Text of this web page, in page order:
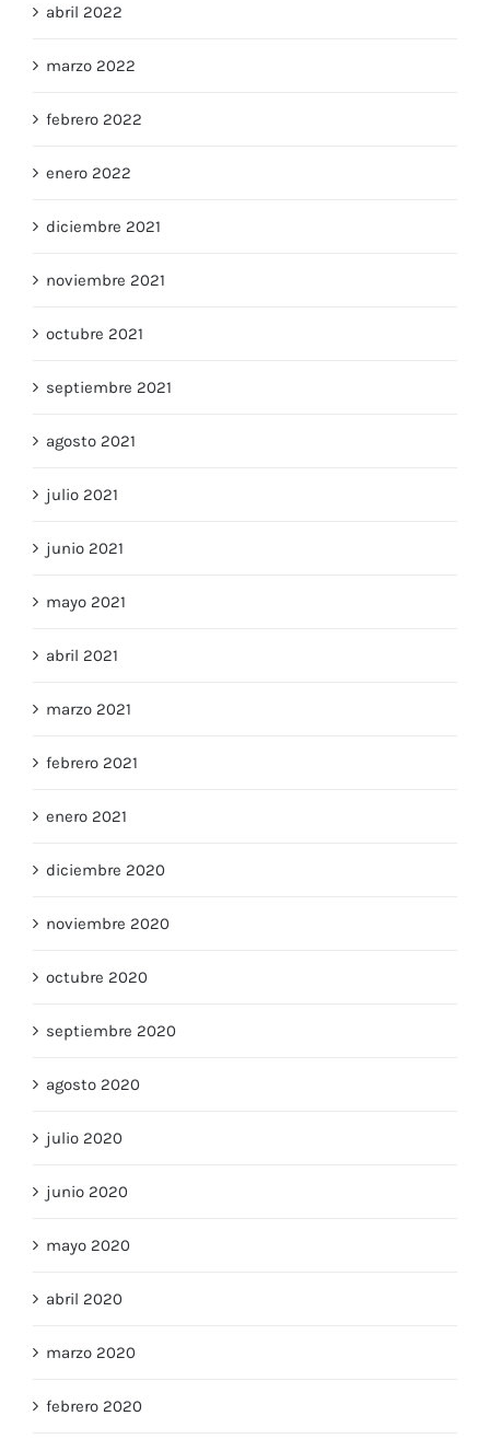
abril 2022
marzo 2022
febrero 2022
enero 2022
diciembre 2021
noviembre 2021
octubre 2021
septiembre 2021
agosto 2021
julio 2021
junio 2021
mayo 2021
abril 2021
marzo 2021
febrero 2021
enero 2021
diciembre 2020
noviembre 2020
octubre 2020
septiembre 2020
agosto 2020
julio 2020
junio 2020
mayo 2020
abril 2020
marzo 2020
febrero 2020